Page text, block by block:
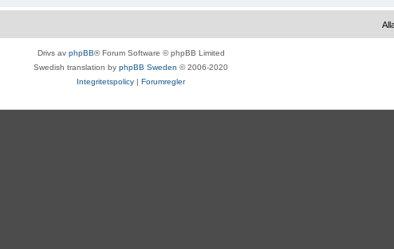
Drivs av phpBB® Forum Software © phpBB Limited
Swedish translation by phpBB Sweden © 2006-2020
Integritetspolicy | Forumregler